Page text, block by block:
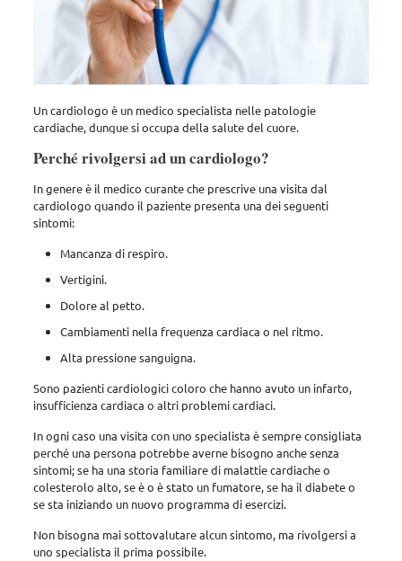
Un cardiologo è un medico specialista nelle patologie
cardiache, dunque si occupa della salute del cuore.
Perché rivolgersi ad un cardiologo?
In genere è il medico curante che prescrive una visita dal
cardiologo quando il paziente presenta una dei seguenti
sintomi:
Mancanza di respiro.
Vertigini.
Dolore al petto.
Cambiamenti nella frequenza cardiaca o nel ritmo.
Alta pressione sanguigna.
Sono pazienti cardiologici coloro che hanno avuto un infarto,
insufficienza cardiaca o altri problemi cardiaci.
In ogni caso una visita con uno specialista è sempre consigliata
perché una persona potrebbe averne bisogno anche senza
sintomi; se ha una storia familiare di malattie cardiache o
colesterolo alto, se è o è stato un fumatore, se ha il diabete o
se sta iniziando un nuovo programma di esercizi.
Non bisogna mai sottovalutare alcun sintomo, ma rivolgersi a
uno specialista il prima possibile.